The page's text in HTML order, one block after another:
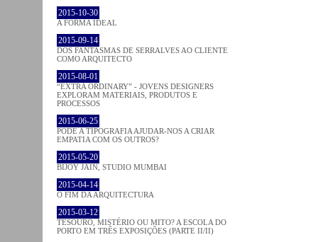
2015-10-30
A FORMA IDEAL
2015-09-14
DOS FANTASMAS DE SERRALVES AO CLIENTE
COMO ARQUITECTO
2015-08-01
“EXTRA ORDINARY” - JOVENS DESIGNERS
EXPLORAM MATERIAIS, PRODUTOS E
PROCESSOS
2015-06-25
PODE A TIPOGRAFIA AJUDAR-NOS A CRIAR
EMPATIA COM OS OUTROS?
2015-05-20
BIJOY JAIN, STUDIO MUMBAI
2015-04-14
O FIM DA ARQUITECTURA
2015-03-12
TESOURO, MISTÉRIO OU MITO? A ESCOLA DO
PORTO EM TRÊS EXPOSIÇÕES (PARTE II/II)